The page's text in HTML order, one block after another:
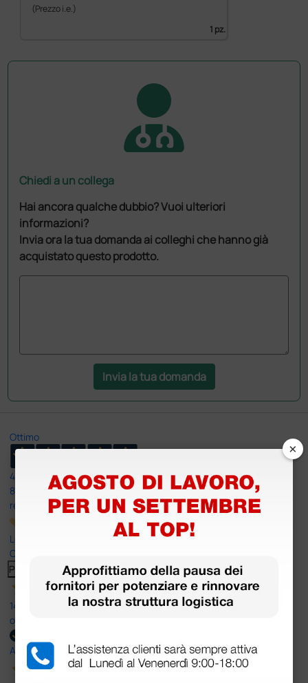
(Prezzo i.e.)
1 pz.
Chiedi a un collega
Hai ancora qualche dubbio? Vuoi ulteriori
informazioni?
Invia ora la tua domanda ai colleghi che hanno già
acquistato questo prodotto.
Invia la tua domanda
Ottimo
4,6
8.330
recensioni
Le nostre recensioni a 4 e 5 stelle.
Clicca qui per leggerle tutte >
Precedente
Successivo
14 Luglio 2026
ottima
Acquirente verificato
×